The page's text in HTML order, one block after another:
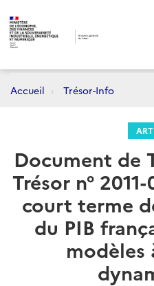
Accueil Trésor-Info
Document de
Trésor n°
court terme
du PIB
modèles